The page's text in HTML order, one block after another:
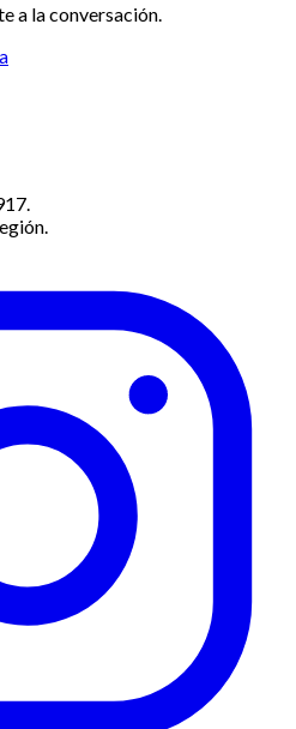
a la conversación.